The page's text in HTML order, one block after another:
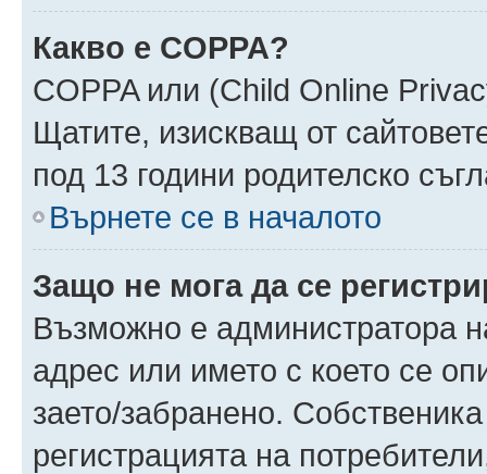
Какво е COPPA?
COPPA или (Child Online
Щатите, изискващ от
под 13 години родителско
Върнете се в началото
Защо не мога да се
Възможно е администратора
адрес или името с което се
заето/забранено.
регистрацията на